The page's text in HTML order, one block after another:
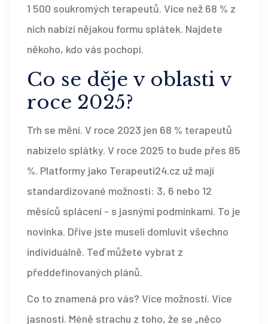
1 500 soukromých terapeutů. Více než 68 % z
nich nabízí nějakou formu splátek. Najdete
někoho, kdo vás pochopí.
Co se děje v oblasti v
roce 2025?
Trh se mění. V roce 2023 jen 68 % terapeutů
nabízelo splátky. V roce 2025 to bude přes 85
%. Platformy jako Terapeuti24.cz už mají
standardizované možnosti: 3, 6 nebo 12
měsíců splácení - s jasnými podmínkami. To je
novinka. Dříve jste museli domluvit všechno
individuálně. Teď můžete vybrat z
předdefinovaných plánů.
Co to znamená pro vás? Více možností. Více
jasnosti. Méně strachu z toho, že se „něco